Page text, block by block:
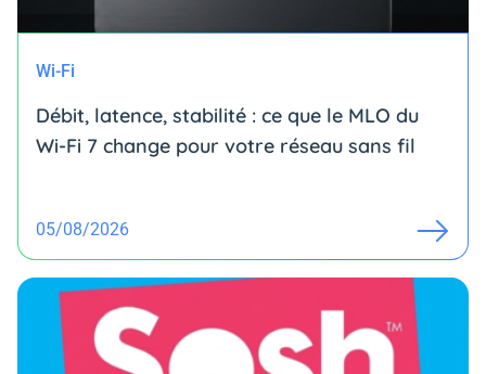
Wi-Fi
Débit, latence, stabilité : ce que le MLO du
Wi-Fi 7 change pour votre réseau sans fil
05/08/2026